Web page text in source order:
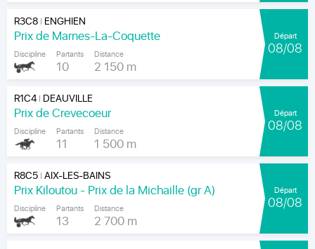
R3C8| ENGHIEN
Prix de Marnes-La-Coquette
Discipline Partants
10
Distance
2 150 m
Départ
08/08
R1C4| DEAUVILLE
Prix de Crevecoeur
Discipline Partants
11
Distance
1 500 m
Départ
08/08
R8C5|AIX-LES-BAINS
Prix Kiloutou - Prix de la Michaille (gr A)
Discipline Partants
13
Distance
2 700 m
Départ
08/08